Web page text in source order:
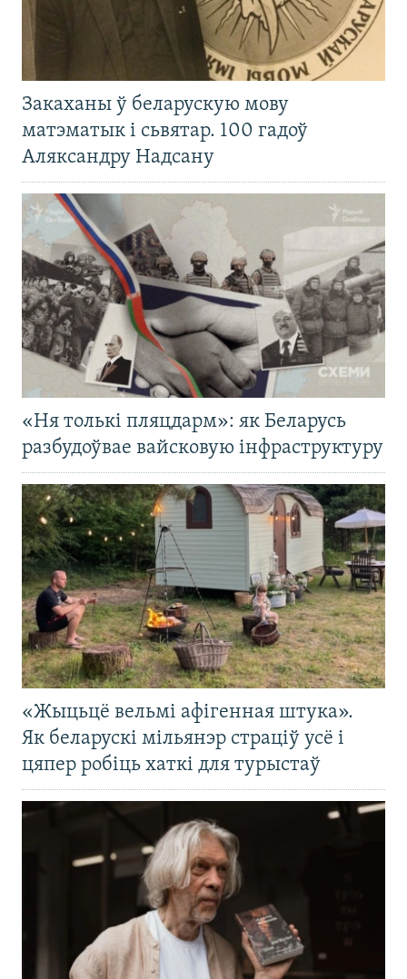
Закаханы ў беларускую мову
матэматык і сьвятар. 100 гадоў
Аляксандру Надсану
«Ня толькі пляцдарм»: як Беларусь
разбудоўвае вайсковую інфраструктуру
«Жыцьцё вельмі афігенная штука».
Як беларускі мільянэр страціў усё і
цяпер робіць хаткі для турыстаў